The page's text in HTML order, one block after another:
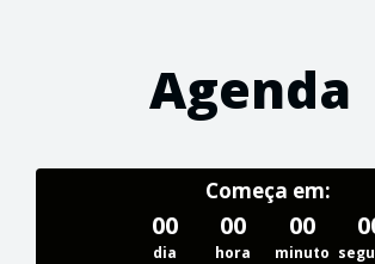
Agenda
Começa em:
00
dia
00
hora
00
minuto